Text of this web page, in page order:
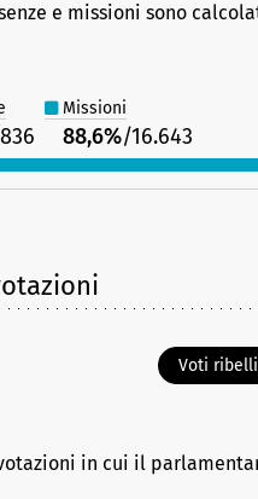
e missioni sono
Missioni
88,6%/16.643
Voti ribelli
in cui il